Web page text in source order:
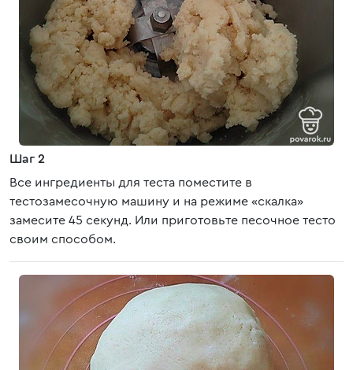
Шаг 2
Все ингредиенты для теста поместите в
тестозамесочную машину и на режиме «скалка»
замесите 45 секунд. Или приготовьте песочное тесто
своим способом.